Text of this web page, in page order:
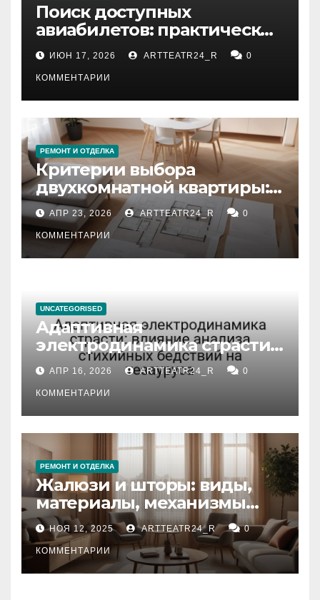
Поиск доступных
авиабилетов: практические
рекомендации
ИЮН 17, 2026 ARTTEATR24_R 0
КОММЕНТАРИИ
РЕМОНТ И ОТДЕЛКА
Критерии выбора
двухкомнатной квартиры:
планировка, площадь,
состояние и документация
АПР 23, 2026 ARTTEATR24_R 0
КОММЕНТАРИИ
UNCATEGORISED
Адаптивная
электродинамика страсти:
влияние анализа
стихийных бедствий на
тезауруса
АПР 16, 2026 ARTTEATR24_R 0
КОММЕНТАРИИ
РЕМОНТ И ОТДЕЛКА
Жалюзи и шторы: виды,
материалы, механизмы
управления и уход
НОЯ 12, 2025 ARTTEATR24_R 0
КОММЕНТАРИИ